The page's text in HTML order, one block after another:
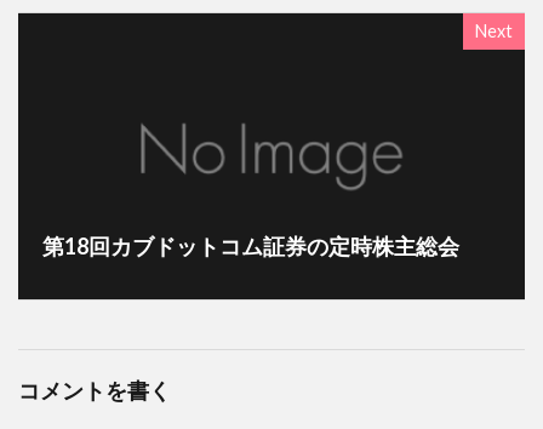
Next
第18回カブドットコム証券の定時株主総会
コメントを書く